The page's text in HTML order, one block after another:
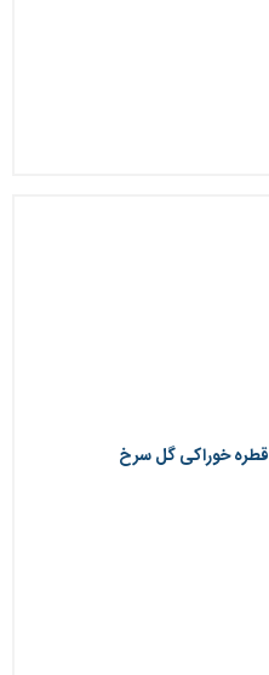
قطره خوراکی گل سرخ